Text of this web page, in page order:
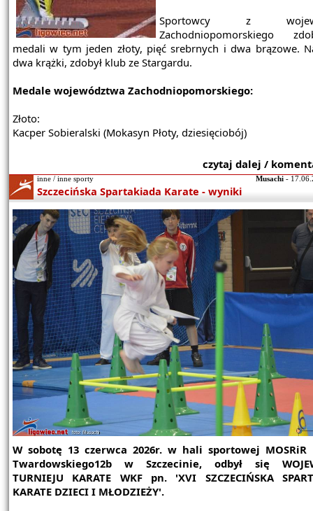
Sportowcy z
Zachodniopomorskiego
medali w tym jeden złoty, pięć srebrnych i dwa brązowe.
dwa krążki, zdobył klub ze Stargardu.
Medale województwa Zachodniopomorskiego:
Złoto:
Kacper Sobieralski (Mokasyn Płoty, dziesięciobój)
czytaj dalej /
inne / inne sporty Musachi -
Szczecińska Spartakiada Karate - wyniki
W sobotę 13 czerwca 2026r. w hali sportowej
Twardowskiego12b w Szczecinie, odbył się
TURNIEJU KARATE WKF pn. 'XVI SZCZECIŃSKA
KARATE DZIECI I MŁODZIEŻY'.